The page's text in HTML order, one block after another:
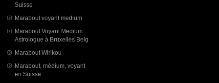
Suisse
Marabout voyant medium
Marabout Voyant Medium
Astrologue à Bruxelles Belg
Marabout Wirikou
Marabout, médium, voyant
en Suisse